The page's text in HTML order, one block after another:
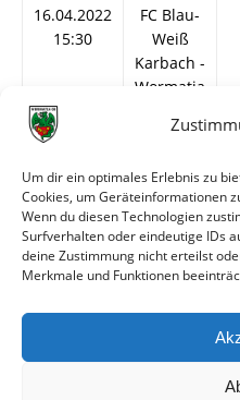
Um dir ein optimales Erlebnis zu
Cookies, um Geräteinformationen
Wenn du diesen Technologien
Surfverhalten oder eindeutige IDs
deine Zustimmung nicht erteilst
Merkmale und Funktionen
16.04.2022
15:30
FC Blau-
Weiß
Karbach -
Wormatia
17.08.2019
15:30
Worms -
FC Blau-
Weiß
Karbach
© VfR